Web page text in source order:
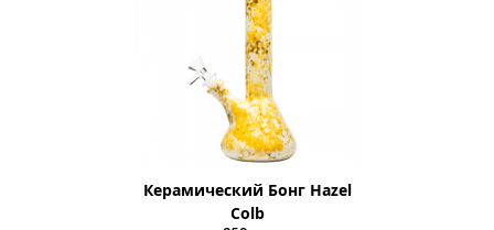
Керамический Бонг Hazel
Colb